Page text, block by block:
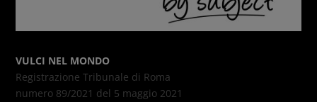
VULCI NEL MONDO
Registrazione Tribunale di Roma
numero 89/2021 del 5 maggio 2021